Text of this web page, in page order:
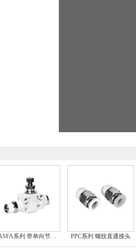
NASFA系列 带单向节流阀型直通接头 PPC系列 螺纹直通接头